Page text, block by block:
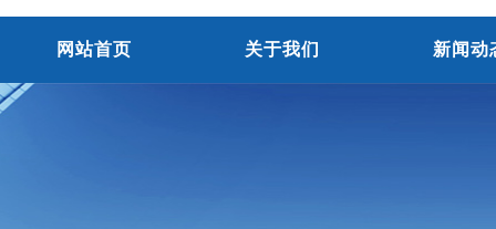
网站首页 关于我们 新闻动